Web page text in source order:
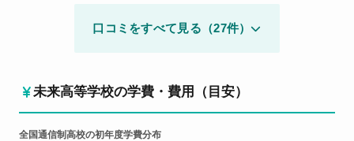
口コミをすべて見る（27件）
未来高等学校の学費・費用（目安）
全国通信制高校の初年度学費分布